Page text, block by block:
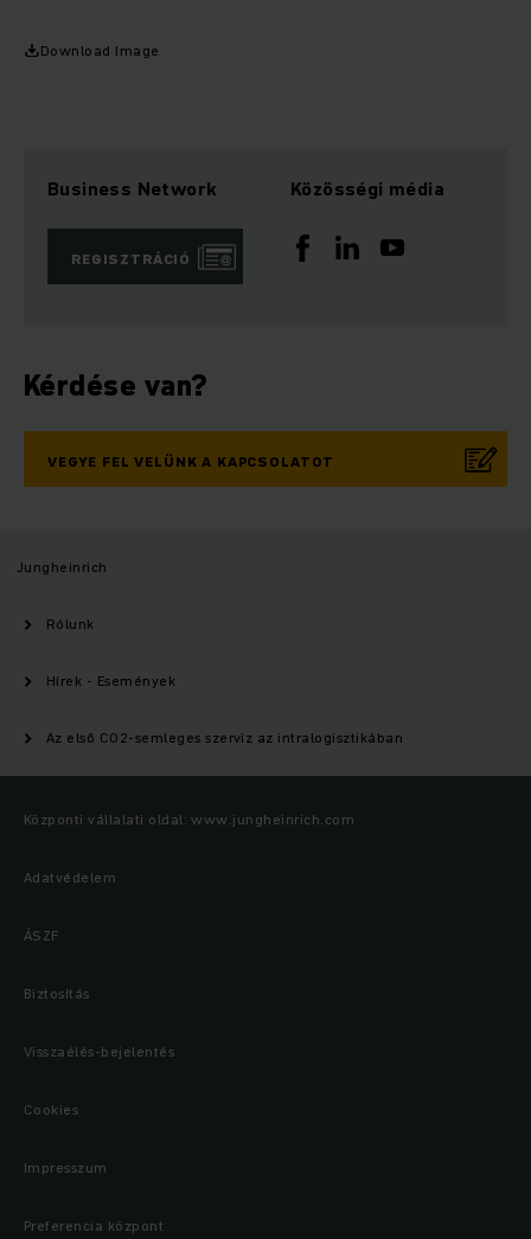
Download Image
Business Network
REGISZTRÁCIÓ
Közösségi média
Kérdése van?
VEGYE FEL VELÜNK A KAPCSOLATOT
Jungheinrich
Rólunk
Hírek - Események
Az első CO2-semleges szerviz az intralogisztikában
Központi vállalati oldal: www.jungheinrich.com
Adatvédelem
ÁSZF
Biztosítás
Visszaélés-bejelentés
Cookies
Impresszum
Preferencia központ